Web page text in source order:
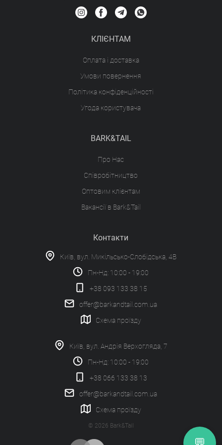
КЛІЄНТАМ
Оплата і доставка
Умови повернення
Політика конфіденційності
Угода користувача
BARK&TAIL
Про Нас
Співробітництво
Оптовим клієнтам
Вакансії в Bark&Tail
Контакти
Київ, вул. Микільсько-Слобідська, 4В
Пн-Нд: 10:00 - 19:00
+38 093 133 38 15
offer@barkandtail.com.ua
Схема проїзду
Київ, вул. Андрія Верхогляда, 7
Пн-Нд: 10:00 - 19:00
+38 066 133 38 13
offer@barkandtail.com.ua
Схема проїзду
© 2026 Bark&Tail